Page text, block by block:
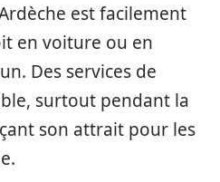
est facilement
en voiture ou en
Des services de
surtout pendant la
son attrait pour les